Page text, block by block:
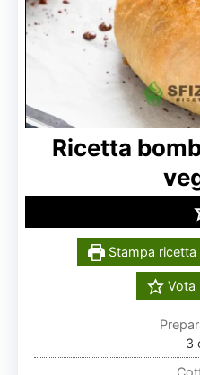
Ricetta
Stampa ricetta
Vota
3